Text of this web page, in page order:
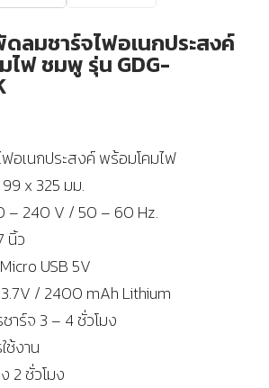
ดลมชาร์จไฟอเนกประสงค์
ไฟ ชมพู รุ่น GDG-
อเนกประสงค์ พร้อมโคมไฟ
x 325 มม.
– 240 V / 50 – 60 Hz.
นิ้ว
USB 5V
/ 2400 mAh Lithium
ชาร์จ 3 – 4 ชั่วโมง
ช้งาน
2 ชั่วโมง